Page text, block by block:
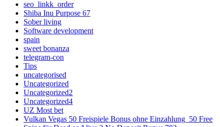
seo_linkk_order
Shiba Inu Purpose 67
Sober living
Software development
spain
sweet bonanza
telegram-con
Tips
uncategorised
Uncategorized
Uncategorized2
Uncategorized4
UZ Most bet
Vulkan Vegas 50 Freispiele Bonus ohne Einzahlung ️ 50 Free